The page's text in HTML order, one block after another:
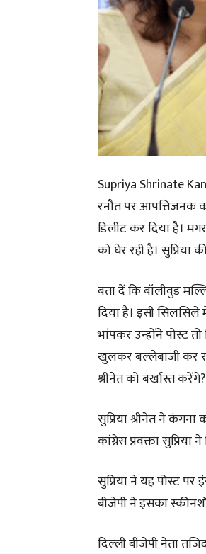
Supriya Shrinate
रनौत पर आपत्तिजनक
डिलीट कर दिया है।
को घेर रही है। सुप्रिया
बता दें कि बॉलीवुड
दिया है। इसी सिलसिले
भांपकर उन्होंने पोस्ट
खुलकर बल्लेबाज़ी कर
श्रीनेत को बर्खास्त करेंगे?
सुप्रिया श्रीनेत ने
कांग्रेस प्रवक्ता
सुप्रिया ने यह पोस्ट पर
बीजेपी ने इसका
दिल्ली बीजेपी नेता